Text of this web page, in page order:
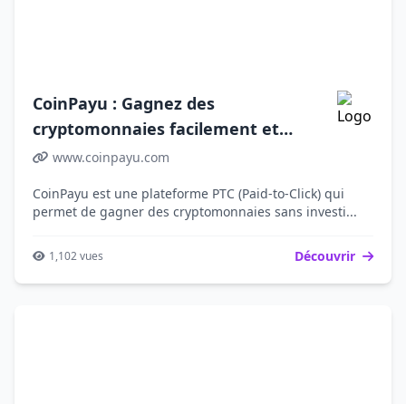
CoinPayu : Gagnez des
cryptomonnaies facilement et
gratuitement
www.coinpayu.com
CoinPayu est une plateforme PTC (Paid-to-Click) qui
permet de gagner des cryptomonnaies sans investi...
1,102 vues Découvrir